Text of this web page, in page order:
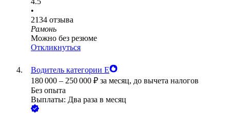
•
2134 отзыва
Рамонь
Можно без резюме
Откликнуться
Водитель категории Е
180 000 – 250 000 ₽ за месяц, до вычета налогов
Без опыта
Выплаты: Два раза в месяц